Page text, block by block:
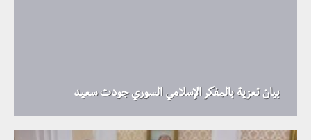
بيان تعزية بالمفكر الإسلامي السوري جودت سعيد